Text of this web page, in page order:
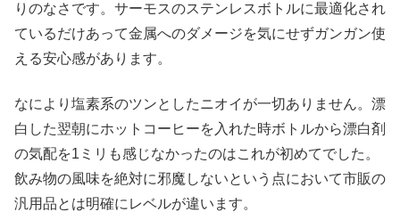
りのなさです。サーモスのステンレスボトルに最適化され
ているだけあって金属へのダメージを気にせずガンガン使
える安心感があります。
なにより塩素系のツンとしたニオイが一切ありません。漂
白した翌朝にホットコーヒーを入れた時ボトルから漂白剤
の気配を1ミリも感じなかったのはこれが初めてでした。
飲み物の風味を絶対に邪魔しないという点において市販の
汎用品とは明確にレベルが違います。